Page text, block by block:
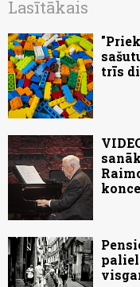
Lasītākais
trīs